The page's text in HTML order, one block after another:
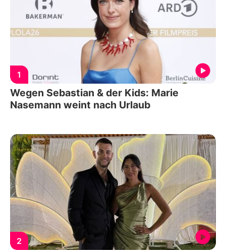
1
Wegen Sebastian & der Kids: Marie
Nasemann weint nach Urlaub
2